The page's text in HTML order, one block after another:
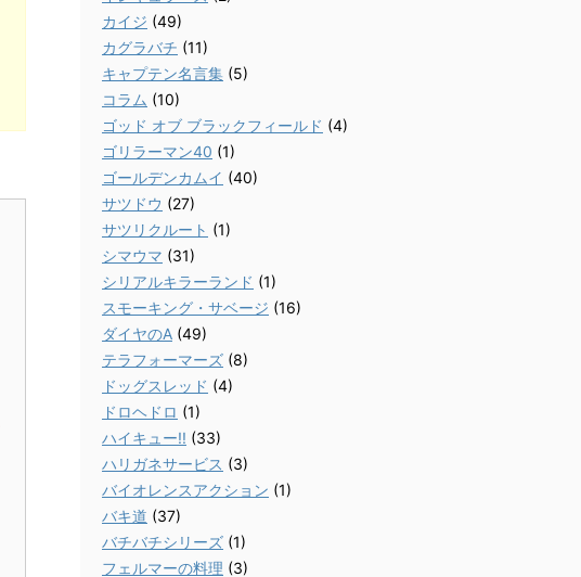
カイジ (49)
カグラバチ (11)
キャプテン名言集 (5)
コラム (10)
ゴッド オブ ブラックフィールド (4)
ゴリラーマン40 (1)
ゴールデンカムイ (40)
サツドウ (27)
サツリクルート (1)
シマウマ (31)
シリアルキラーランド (1)
スモーキング・サベージ (16)
ダイヤのA (49)
テラフォーマーズ (8)
ドッグスレッド (4)
ドロヘドロ (1)
ハイキュー!! (33)
ハリガネサービス (3)
バイオレンスアクション (1)
バキ道 (37)
バチバチシリーズ (1)
フェルマーの料理 (3)